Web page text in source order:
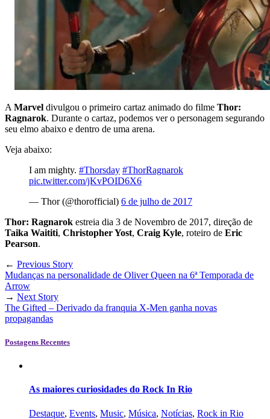
A Marvel divulgou o primeiro cartaz animado do filme Thor:
Ragnarok. Durante o cartaz, podemos ver o personagem segurando
seu elmo abaixo e dentro de uma arena.
Veja abaixo:
I am mighty. #Thorsday #ThorRagnarok
pic.twitter.com/jKvPOID6X6
— Thor (@thorofficial) 6 de julho de 2017
Thor: Ragnarok estreia dia 3 de Novembro de 2017, direção de
Taika Waititi, Christopher Yost, Craig Kyle, roteiro de Eric
Pearson.
← Previous Story
Mudanças na personalidade de Oliver Queen na 6ª Temporada de
Arrow
→ Next Story
The Gifted – Derivado da franquia X-Men ganha novas
propagandas
Postagens Recentes
As maiores curiosidades do Rock In Rio
Destaque, Events, Music, Música, Notícias, Rock in Rio